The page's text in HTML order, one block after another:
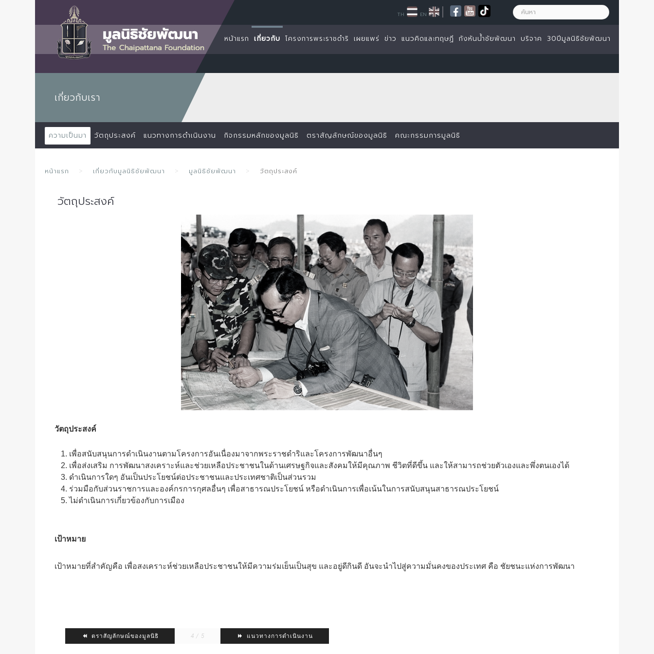
หน้าแรก เกี่ยวกับ โครงการพระราชดำริ เผยแพร่ ข่าว แนวคิดและทฤษฏี กังหันน้ำชัยพัฒนา บริจาค 30ปีมูลนิธิชัยพัฒนา
TH EN |
เกี่ยวกับเรา
ความเป็นมา วัตถุประสงค์ แนวทางการดำเนินงาน กิจกรรมหลักของมูลนิธิ ตราสัญลักษณ์ของมูลนิธิ คณะกรรมการมูลนิธิ
หน้าแรก เกี่ยวกับมูลนิธิชัยพัฒนา มูลนิธิชัยพัฒนา วัตถุประสงค์
วัตถุประสงค์
วัตถุประสงค์
เพื่อสนับสนุนการดำเนินงานตามโครงการอันเนื่องมาจากพระราชดำริและโครงการพัฒนาอื่นๆ
เพื่อส่งเสริม การพัฒนาสงเคราะห์และช่วยเหลือประชาชนในด้านเศรษฐกิจและสังคมให้มีคุณภาพ ชีวิตที่ดีขึ้น และให้สามารถช่วยตัวเองและพึ่งตนเองได้
ดำเนินการใดๆ อันเป็นประโยชน์ต่อประชาชนและประเทศชาติเป็นส่วนรวม
ร่วมมือกับส่วนราชการและองค์กรการกุศลอื่นๆ เพื่อสาธารณประโยชน์ หรือดำเนินการเพื่อเน้นในการสนับสนุนสาธารณประโยชน์
ไม่ดำเนินการเกี่ยวข้องกับการเมือง
เป้าหมาย
เป้าหมายที่สำคัญคือ เพื่อสงเคราะห์ช่วยเหลือประชาชนให้มีความร่มเย็นเป็นสุข และอยู่ดีกินดี อันจะนำไปสู่ความมั่นคงของประเทศ คือ ชัยชนะแห่งการพัฒนา
ตราสัญลักษณ์ของมูลนิธิ 4 / 5 แนวทางการดำเนินงาน